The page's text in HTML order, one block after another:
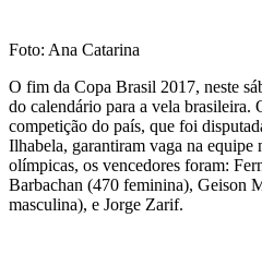
Foto: Ana Catarina
O fim da Copa Brasil 2017, neste
do calendário para a vela brasileira.
competição do país, que foi
Ilhabela, garantiram vaga na equipe
olímpicas, os vencedores foram:
Barbachan (470 feminina), Geison
masculina), e Jorge Zarif.